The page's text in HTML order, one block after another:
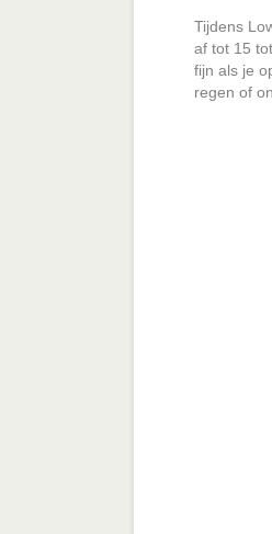
Tijdens
af tot 15
fijn als je
regen of